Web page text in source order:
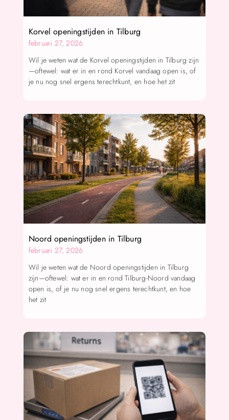
Korvel openingstijden in Tilburg
februari 27, 2026
Wil je weten wat de Korvel openingstijden in Tilburg zijn
—oftewel: wat er in en rond Korvel vandaag open is, of
je nu nog snel ergens terechtkunt, en hoe het zit
Noord openingstijden in Tilburg
februari 27, 2026
Wil je weten wat de Noord openingstijden in Tilburg
zijn—oftewel: wat er in en rond Tilburg-Noord vandaag
open is, of je nu nog snel ergens terechtkunt, en hoe
het zit